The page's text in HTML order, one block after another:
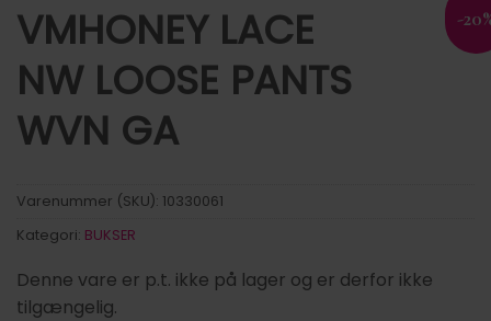
-
VMHONEY LACE
NW LOOSE PANTS
WVN GA
Varenummer (SKU): 10330061
Kategori: BUKSER
Denne vare er p.t. ikke på lager og er derfor ikke
tilgængelig.